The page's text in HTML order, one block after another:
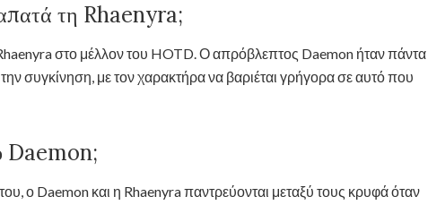
τη Rhaenyra;
στο μέλλον του HOTD. Ο απρόβλεπτος Daemon ήταν πάντα
συγκίνηση, με τον χαρακτήρα να βαριέται γρήγορα σε αυτό που
Daemon;
ο Daemon και η Rhaenyra παντρεύονται μεταξύ τους κρυφά όταν